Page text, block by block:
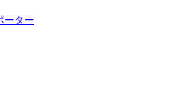
ーター